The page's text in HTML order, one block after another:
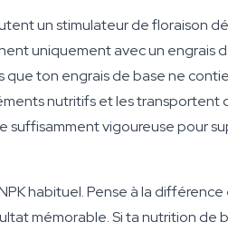
un stimulateur de floraison
uniquement avec un engrais
ton engrais de base ne
nutritifs et les transportent
suffisamment vigoureuse pour
habituel. Pense à la
mémorable. Si ta nutrition de